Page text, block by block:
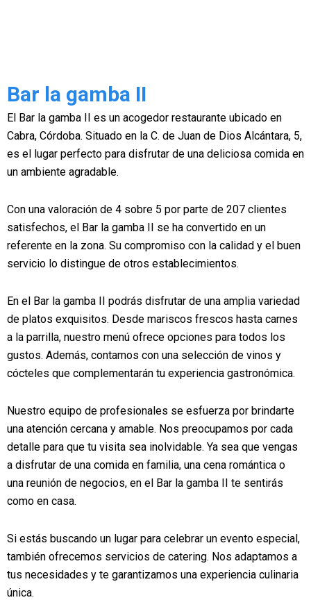
Bar la gamba II
El Bar la gamba II es un acogedor restaurante ubicado en
Cabra, Córdoba. Situado en la C. de Juan de Dios Alcántara, 5,
es el lugar perfecto para disfrutar de una deliciosa comida en
un ambiente agradable.
Con una valoración de 4 sobre 5 por parte de 207 clientes
satisfechos, el Bar la gamba II se ha convertido en un
referente en la zona. Su compromiso con la calidad y el buen
servicio lo distingue de otros establecimientos.
En el Bar la gamba II podrás disfrutar de una amplia variedad
de platos exquisitos. Desde mariscos frescos hasta carnes
a la parrilla, nuestro menú ofrece opciones para todos los
gustos. Además, contamos con una selección de vinos y
cócteles que complementarán tu experiencia gastronómica.
Nuestro equipo de profesionales se esfuerza por brindarte
una atención cercana y amable. Nos preocupamos por cada
detalle para que tu visita sea inolvidable. Ya sea que vengas
a disfrutar de una comida en familia, una cena romántica o
una reunión de negocios, en el Bar la gamba II te sentirás
como en casa.
Si estás buscando un lugar para celebrar un evento especial,
también ofrecemos servicios de catering. Nos adaptamos a
tus necesidades y te garantizamos una experiencia culinaria
única.